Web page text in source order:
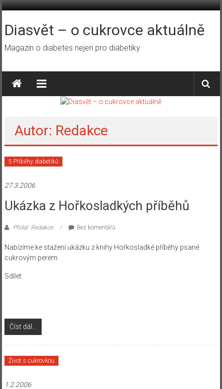
Přeskočit
obsah
Diasvět – o cukrovce aktuálně
Magazín o diabetes nejen pro diabetiky
Autor: Redakce
5 Příběhy diabetiků
27.3.2006
Ukázka z Hořkosladkých příběhů
Přidal: Redakce Bez komentářů
Nabízíme ke stažení ukázku z knihy Hořkosladké příběhy psané
cukrovým perem.
Sdílet:
Číst dál...
Život s cukrovkou
1.2.2006